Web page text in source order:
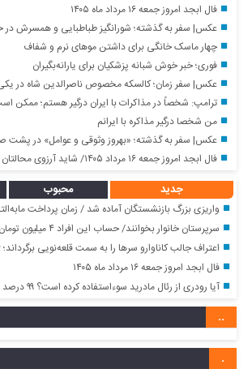
فال ابجد امروز جمعه ۱۶ مرداد ماه ۱۴۰۵
عکس| سفر به گذشته؛ شورانگیز طباطبایی و همسرش در حاشیه
چهار ماسک خانگی برای داشتن موهای نرم و شفاف
فوری؛ خبر خوش شبانه پزشکیان برای یارانه‌بگیران
عکس| سفر زمان؛ کالسکه مخصوص ناصرالدین شاه در یکی
ترامپ: شخصاً در مذاکرات با ایران درگیر هستم؛ ممکن است
من شخصا درگیر مذاکره با ایرانم
عکس| سفر به گذشته؛ «بهروز وثوقی و عوامل» در پشت
فال ابجد امروز جمعه ۱۶ مرداد ۱۴۰۵/ شاید آرزوی محالتان برآورده شود
جدید محبوب
واریزی بزرگ بازنشستگان آماده شد / زمان پرداخت مابه‌التفاوت
سرپرستان خانوار بخوانند/ حساب این افراد ۴ میلیون تومان شارژ شد
اعتراف جالب کاناوارو سرها را به سمت قلعه‌نویی برگرداند؛ ژنرال از بابت
فال ابجد امروز جمعه ۱۶ مرداد ماه ۱۴۰۵
آیا رودری از رئال مادرید سوءاستفاده کرده است؟ ۹۹ درصد مطمئن باشید!
..
.